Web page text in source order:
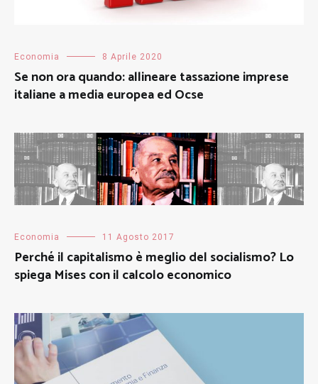
Economia 8 Aprile 2020
Se non ora quando: allineare tassazione imprese
italiane a media europea ed Ocse
Economia 11 Agosto 2017
Perché il capitalismo è meglio del socialismo? Lo
spiega Mises con il calcolo economico